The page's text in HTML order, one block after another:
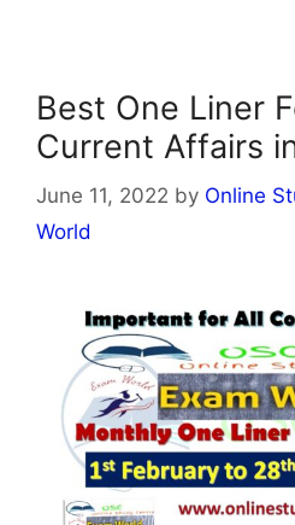
Best One Liner
Current Affairs
June 11, 2022 by Online
World